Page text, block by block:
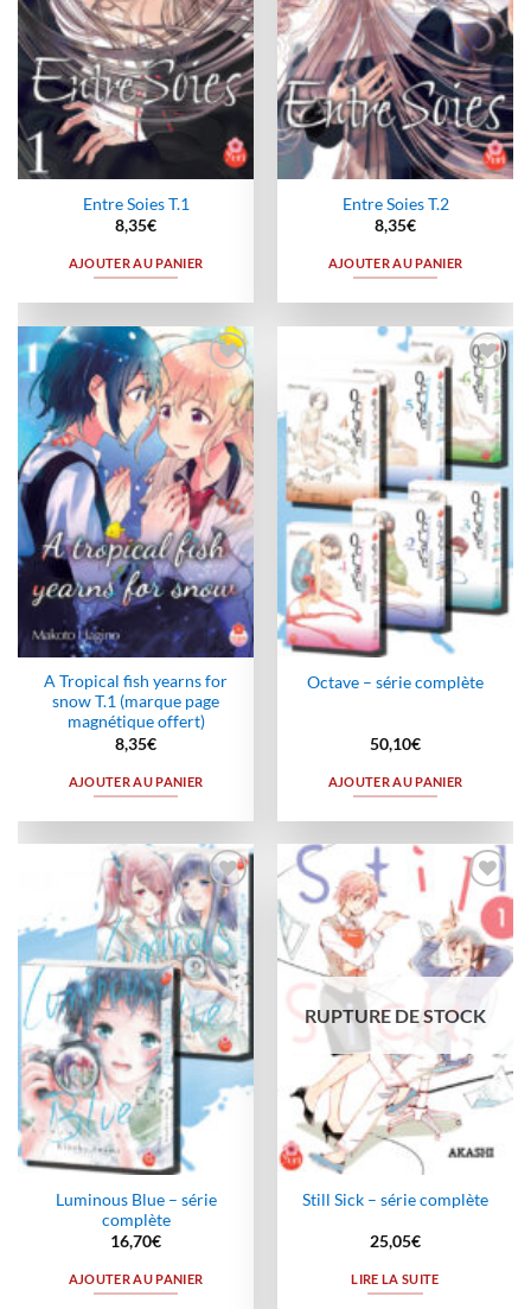
Entre Soies T.1
8,35€
AJOUTER AU PANIER
Entre Soies T.2
8,35€
AJOUTER AU PANIER
Ajouter
à la
wishlist
A Tropical fish yearns for
snow T.1 (marque page
magnétique offert)
8,35€
AJOUTER AU PANIER
Ajouter
à la
wishlist
Octave – série complète
50,10€
AJOUTER AU PANIER
Ajouter
à la
wishlist
Luminous Blue – série
complète
16,70€
AJOUTER AU PANIER
Ajouter
à la
wishlist
RUPTURE DE STOCK
Still Sick – série complète
25,05€
LIRE LA SUITE